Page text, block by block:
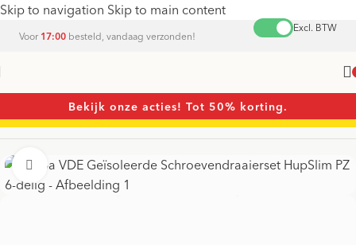
Skip to navigation Skip to main content
Voor 17:00 besteld, vandaag verzonden!
Excl. BTW
Bekijk onze acties! Tot 50% korting.
Home/Schroevendraaiers/Schroevendraaier sets
Vergroten